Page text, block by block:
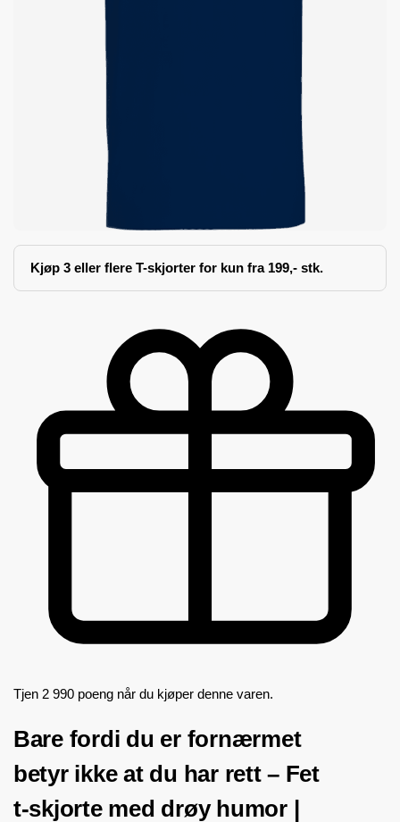
Kjøp 3 eller flere T-skjorter for kun fra 199,- stk.
Tjen 2 990 poeng når du kjøper denne varen.
Bare fordi du er fornærmet
betyr ikke at du har rett – Fet
t-skjorte med drøy humor |